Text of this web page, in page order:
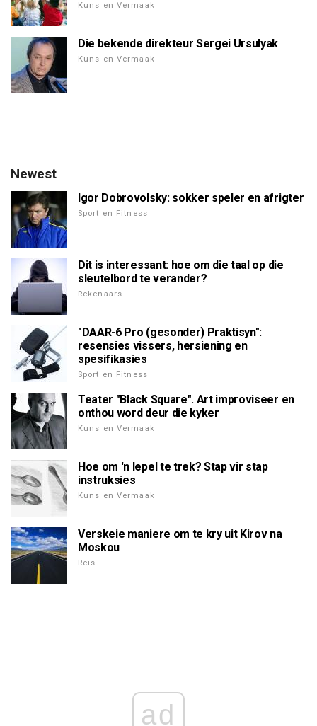
Kuns en Vermaak
Die bekende direkteur Sergei Ursulyak
Kuns en Vermaak
Newest
Igor Dobrovolsky: sokker speler en afrigter
Sport en Fitness
Dit is interessant: hoe om die taal op die
sleutelbord te verander?
Rekenaars
"DAAR-6 Pro (gesonder) Praktisyn":
resensies vissers, hersiening en
spesifikasies
Sport en Fitness
Teater "Black Square". Art improviseer en
onthou word deur die kyker
Kuns en Vermaak
Hoe om 'n lepel te trek? Stap vir stap
instruksies
Kuns en Vermaak
Verskeie maniere om te kry uit Kirov na
Moskou
Reis
ad